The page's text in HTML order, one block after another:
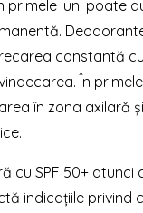
primele luni poate
constantă
În primele
în zona axilară
cu SPF 50+ atunci
indicațiile privind